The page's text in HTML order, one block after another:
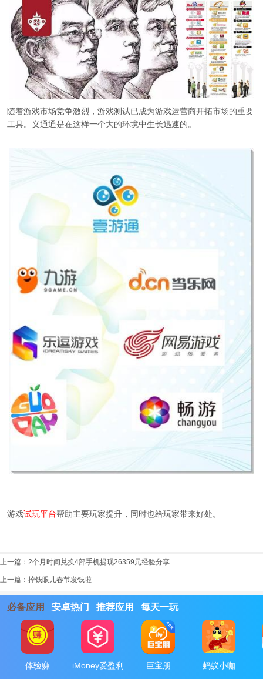
随着游戏市场竞争激烈，游戏测试已成为游戏运营商开拓市场的重要
工具。义通通是在这样一个大的环境中生长迅速的。
游戏试玩平台帮助主要玩家提升，同时也给玩家带来好处。
上一篇： 2个月时间兑换4部手机提现26359元经验分享
上一篇： 掉钱眼儿春节发钱啦
必备应用 安卓热门 推荐应用 每天一玩
体验赚 iMoney爱盈利 巨宝朋 蚂蚁小咖